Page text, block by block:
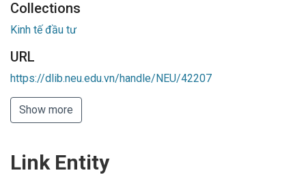
Collections
Kinh tế đầu tư
URL
https://dlib.neu.edu.vn/handle/NEU/42207
Show more
Link Entity